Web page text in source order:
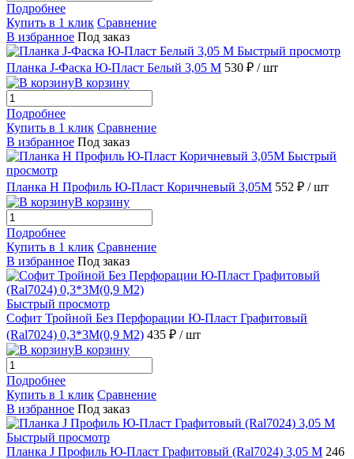
Подробнее
Купить в 1 клик Сравнение
В избранное Под заказ
Быстрый просмотр
Планка J-Фаска Ю-Пласт Белый 3,05 М 530 ₽ / шт
В корзину
Подробнее
Купить в 1 клик Сравнение
В избранное Под заказ
Быстрый
просмотр
Планка H Профиль Ю-Пласт Коричневый 3,05М 552 ₽ / шт
В корзину
Подробнее
Купить в 1 клик Сравнение
В избранное Под заказ
Быстрый просмотр
Софит Тройной Без Перфорации Ю-Пласт Графитовый
(Ral7024) 0,3*3М(0,9 М2) 435 ₽ / шт
В корзину
Подробнее
Купить в 1 клик Сравнение
В избранное Под заказ
Быстрый просмотр
Планка J Профиль Ю-Пласт Графитовый (Ral7024) 3,05 М 246